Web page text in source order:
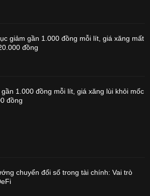
giảm gần 1.000 đồng mỗi lít, giá xăng mất
đồng
gần 1.000 đồng mỗi lít, giá xăng lùi khỏi mốc
đồng
chuyển đổi số trong tài chính: Vai trò